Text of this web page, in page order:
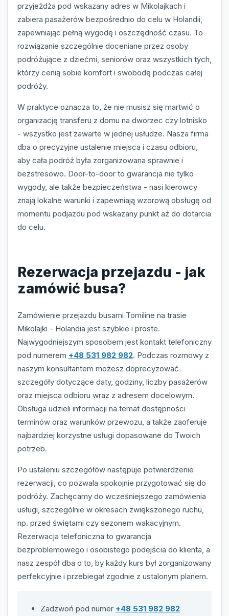
przyjeżdża pod wskazany adres w Mikolajkach i
zabiera pasażerów bezpośrednio do celu w Holandii,
zapewniając pełną wygodę i oszczędność czasu. To
rozwiązanie szczególnie doceniane przez osoby
podróżujące z dziećmi, seniorów oraz wszystkich tych,
którzy cenią sobie komfort i swobodę podczas całej
podróży.
W praktyce oznacza to, że nie musisz się martwić o
organizację transferu z domu na dworzec czy lotnisko
- wszystko jest zawarte w jednej usłudze. Nasza firma
dba o precyzyjne ustalenie miejsca i czasu odbioru,
aby cała podróż była zorganizowana sprawnie i
bezstresowo. Door-to-door to gwarancja nie tylko
wygody, ale także bezpieczeństwa - nasi kierowcy
znają lokalne warunki i zapewniają wzorową obsługę od
momentu podjazdu pod wskazany punkt aż do dotarcia
do celu.
Rezerwacja przejazdu - jak
zamówić busa?
Zamówienie przejazdu busami Tomiline na trasie
Mikolajki - Holandia jest szybkie i proste.
Najwygodniejszym sposobem jest kontakt telefoniczny
pod numerem +48 531 982 982. Podczas rozmowy z
naszym konsultantem możesz doprecyzować
szczegóły dotyczące daty, godziny, liczby pasażerów
oraz miejsca odbioru wraz z adresem docelowym.
Obsługa udzieli informacji na temat dostępności
terminów oraz warunków przewozu, a także zaoferuje
najbardziej korzystne usługi dopasowane do Twoich
potrzeb.
Po ustaleniu szczegółów następuje potwierdzenie
rezerwacji, co pozwala spokojnie przygotować się do
podróży. Zachęcamy do wcześniejszego zamówienia
usługi, szczególnie w okresach zwiększonego ruchu,
np. przed świętami czy sezonem wakacyjnym.
Rezerwacja telefoniczna to gwarancja
bezproblemowego i osobistego podejścia do klienta, a
nasz zespół dba o to, by każdy kurs był zorganizowany
perfekcyjnie i przebiegał zgodnie z ustalonym planem.
Zadzwoń pod numer +48 531 982 982